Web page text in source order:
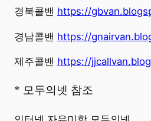
경북콜밴 https://
경남콜밴 https://
제주콜밴 https://
* 모두의넷 참조